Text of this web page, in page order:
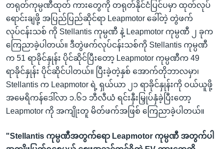
တရုတ်ကုမ္ပဏီထုတ် ကားတွေကို တရုတ်နိုင်ငံပြင်ပမှာ ထုတ်လုပ်
ရောင်းချဖို့ အပြည်ပြည်ဆိုင်ရာ Leapmotor ခေါ်တဲ့ တွဲဖက်
လုပ်ငန်းသစ် ကို Stellantis ကုမ္ပဏီ နဲ့ Leapmotor ကုမ္ပဏီ ၂ ခုက
ကြေညာခဲ့ပါတယ်။ ဒီတွဲဖက်လုပ်ငန်းသစ်ကို Stellantis ကုမ္ပဏီ
က 51 ရာခိုင်နှုန်း ပိုင်ဆိုင်ပြီးတော့ Leapmotor ကုမ္ပဏီက 49
ရာခိုင်နှုန်း ပိုင်ဆိုင်ပါတယ်။ ပြီးခဲ့တဲ့နှစ် အောက်တိုဘာလမှာ၊
Stellantis က Leapmotor ရဲ့ ရှယ်ယာ ၂၁ ရာခိုင်နှုန်းကို ဝယ်ယူဖို့
အမေရိကန်ဒေါ်လာ ၁.၆၁ ဘီလီယံ ရင်းနှီးမြှုပ်နှံခဲ့ပြီးတော့
Leapmotor ကို အကျိုးတူ မိတ်ဖက်အဖြစ် ကြေညာခဲ့ပါတယ်။
"Stellantis ကုမ္ပဏီအတွက်ရော Leapmotor ကုမ္ပဏီ အတွက်ပါ